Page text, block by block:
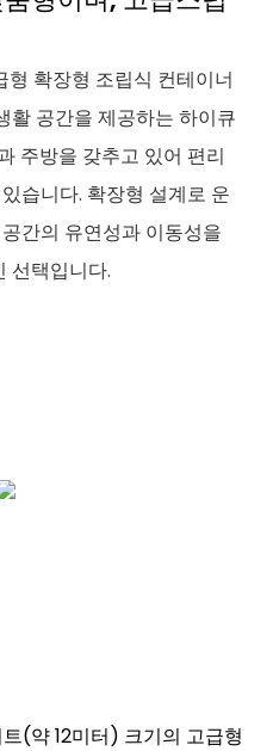
확장형 조립식 컨테이너
활 공간을 제공하는 하이큐
주방을 갖추고 있어 편리
습니다. 확장형 설계로 운
간의 유연성과 이동성을
선택입니다.
(약 12미터) 크기의 고급형